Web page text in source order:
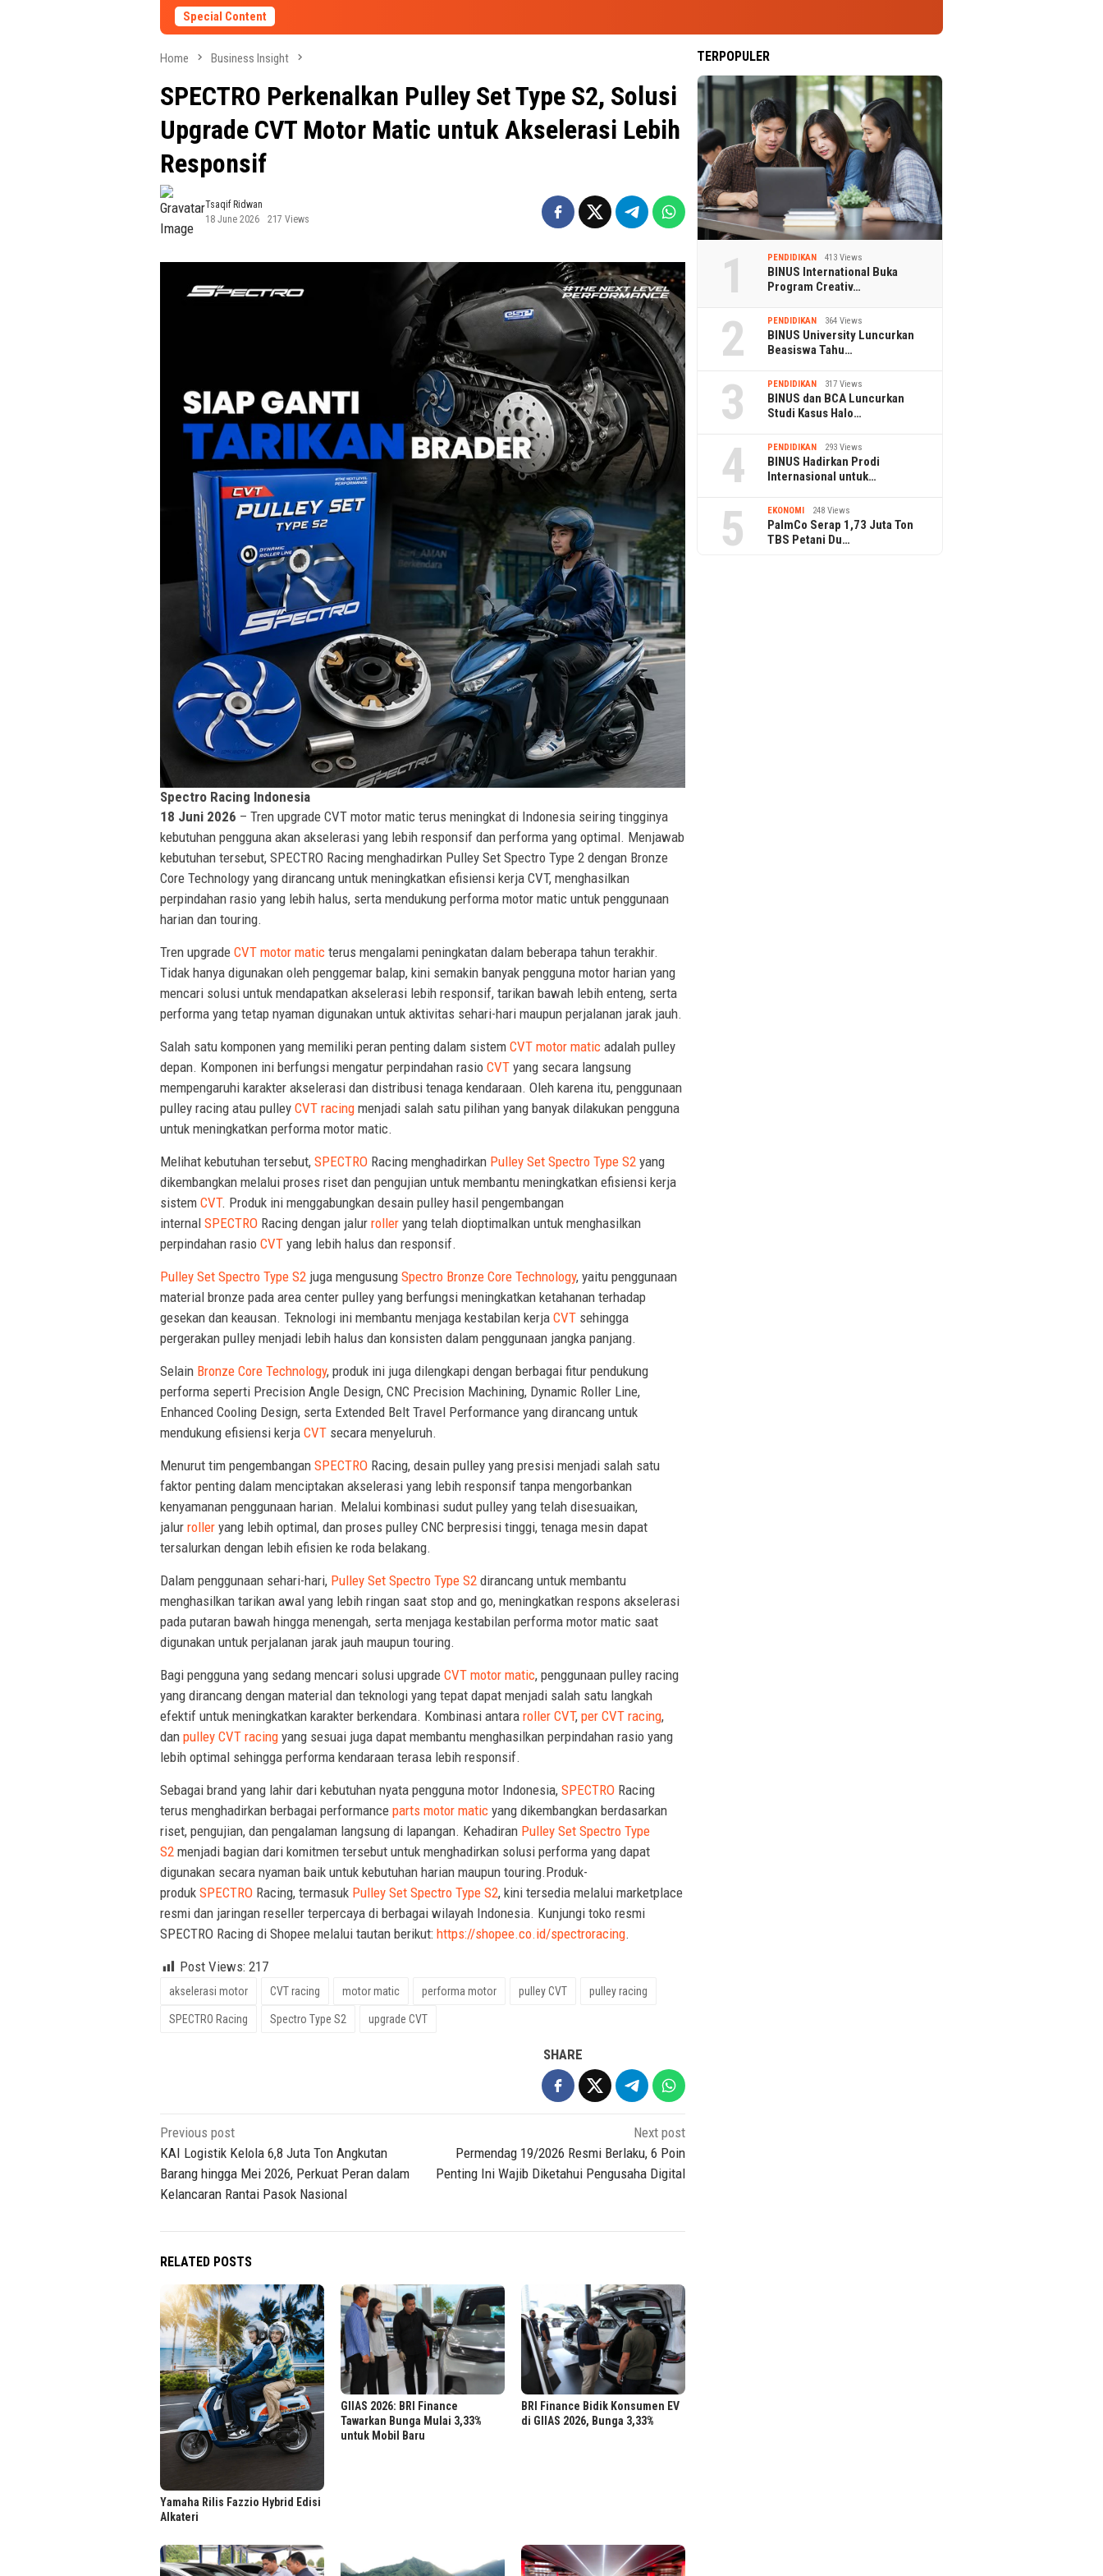
Special Content
Home Business Insight
SPECTRO Perkenalkan Pulley Set Type S2, Solusi
Upgrade CVT Motor Matic untuk Akselerasi Lebih
Responsif
Tsaqif Ridwan
18 June 2026
217 Views
Spectro Racing Indonesia
18 Juni 2026 – Tren upgrade CVT motor matic terus meningkat di Indonesia seiring tingginya
kebutuhan pengguna akan akselerasi yang lebih responsif dan performa yang optimal. Menjawab
kebutuhan tersebut, SPECTRO Racing menghadirkan Pulley Set Spectro Type 2 dengan Bronze
Core Technology yang dirancang untuk meningkatkan efisiensi kerja CVT, menghasilkan
perpindahan rasio yang lebih halus, serta mendukung performa motor matic untuk penggunaan
harian dan touring.
Tren upgrade CVT motor matic terus mengalami peningkatan dalam beberapa tahun terakhir.
Tidak hanya digunakan oleh penggemar balap, kini semakin banyak pengguna motor harian yang
mencari solusi untuk mendapatkan akselerasi lebih responsif, tarikan bawah lebih enteng, serta
performa yang tetap nyaman digunakan untuk aktivitas sehari-hari maupun perjalanan jarak jauh.
Salah satu komponen yang memiliki peran penting dalam sistem CVT motor matic adalah pulley
depan. Komponen ini berfungsi mengatur perpindahan rasio CVT yang secara langsung
mempengaruhi karakter akselerasi dan distribusi tenaga kendaraan. Oleh karena itu, penggunaan
pulley racing atau pulley CVT racing menjadi salah satu pilihan yang banyak dilakukan pengguna
untuk meningkatkan performa motor matic.
Melihat kebutuhan tersebut, SPECTRO Racing menghadirkan Pulley Set Spectro Type S2 yang
dikembangkan melalui proses riset dan pengujian untuk membantu meningkatkan efisiensi kerja
sistem CVT. Produk ini menggabungkan desain pulley hasil pengembangan
internal SPECTRO Racing dengan jalur roller yang telah dioptimalkan untuk menghasilkan
perpindahan rasio CVT yang lebih halus dan responsif.
Pulley Set Spectro Type S2 juga mengusung Spectro Bronze Core Technology, yaitu penggunaan
material bronze pada area center pulley yang berfungsi meningkatkan ketahanan terhadap
gesekan dan keausan. Teknologi ini membantu menjaga kestabilan kerja CVT sehingga
pergerakan pulley menjadi lebih halus dan konsisten dalam penggunaan jangka panjang.
Selain Bronze Core Technology, produk ini juga dilengkapi dengan berbagai fitur pendukung
performa seperti Precision Angle Design, CNC Precision Machining, Dynamic Roller Line,
Enhanced Cooling Design, serta Extended Belt Travel Performance yang dirancang untuk
mendukung efisiensi kerja CVT secara menyeluruh.
Menurut tim pengembangan SPECTRO Racing, desain pulley yang presisi menjadi salah satu
faktor penting dalam menciptakan akselerasi yang lebih responsif tanpa mengorbankan
kenyamanan penggunaan harian. Melalui kombinasi sudut pulley yang telah disesuaikan,
jalur roller yang lebih optimal, dan proses pulley CNC berpresisi tinggi, tenaga mesin dapat
tersalurkan dengan lebih efisien ke roda belakang.
Dalam penggunaan sehari-hari, Pulley Set Spectro Type S2 dirancang untuk membantu
menghasilkan tarikan awal yang lebih ringan saat stop and go, meningkatkan respons akselerasi
pada putaran bawah hingga menengah, serta menjaga kestabilan performa motor matic saat
digunakan untuk perjalanan jarak jauh maupun touring.
Bagi pengguna yang sedang mencari solusi upgrade CVT motor matic, penggunaan pulley racing
yang dirancang dengan material dan teknologi yang tepat dapat menjadi salah satu langkah
efektif untuk meningkatkan karakter berkendara. Kombinasi antara roller CVT, per CVT racing,
dan pulley CVT racing yang sesuai juga dapat membantu menghasilkan perpindahan rasio yang
lebih optimal sehingga performa kendaraan terasa lebih responsif.
Sebagai brand yang lahir dari kebutuhan nyata pengguna motor Indonesia, SPECTRO Racing
terus menghadirkan berbagai performance parts motor matic yang dikembangkan berdasarkan
riset, pengujian, dan pengalaman langsung di lapangan. Kehadiran Pulley Set Spectro Type
S2 menjadi bagian dari komitmen tersebut untuk menghadirkan solusi performa yang dapat
digunakan secara nyaman baik untuk kebutuhan harian maupun touring.Produk-
produk SPECTRO Racing, termasuk Pulley Set Spectro Type S2, kini tersedia melalui marketplace
resmi dan jaringan reseller terpercaya di berbagai wilayah Indonesia. Kunjungi toko resmi
SPECTRO Racing di Shopee melalui tautan berikut: https://shopee.co.id/spectroracing.
Post Views: 217
akselerasi motor CVT racing motor matic performa motor pulley CVT pulley racing
SPECTRO Racing Spectro Type S2 upgrade CVT
SHARE
Post
navigation
Previous post
KAI Logistik Kelola 6,8 Juta Ton Angkutan
Barang hingga Mei 2026, Perkuat Peran dalam
Kelancaran Rantai Pasok Nasional
Next post
Permendag 19/2026 Resmi Berlaku, 6 Poin
Penting Ini Wajib Diketahui Pengusaha Digital
RELATED POSTS
Yamaha Rilis Fazzio Hybrid Edisi
Alkateri
GIIAS 2026: BRI Finance
Tawarkan Bunga Mulai 3,33%
untuk Mobil Baru
BRI Finance Bidik Konsumen EV
di GIIAS 2026, Bunga 3,33%
TERPOPULER
1 PENDIDIKAN 413 Views
BINUS International Buka
Program Creativ…
2 PENDIDIKAN 364 Views
BINUS University Luncurkan
Beasiswa Tahu…
3 PENDIDIKAN 317 Views
BINUS dan BCA Luncurkan
Studi Kasus Halo…
4 PENDIDIKAN 293 Views
BINUS Hadirkan Prodi
Internasional untuk…
5 EKONOMI 248 Views
PalmCo Serap 1,73 Juta Ton
TBS Petani Du…